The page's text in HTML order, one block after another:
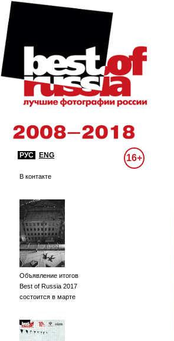
РУС ENG 16+
В контакте
Объявление итогов
Best of Russia 2017
состоится в марте